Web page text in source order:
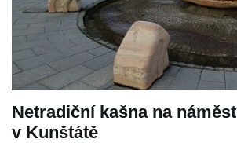
Netradiční kašna na
v Kunštátě